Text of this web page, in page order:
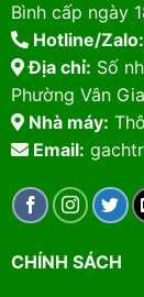
Bình cấp ngày
Hotline/Zalo:
Địa chỉ: Số
Phường Vân
Nhà máy:
Email:
CHÍNH SÁCH